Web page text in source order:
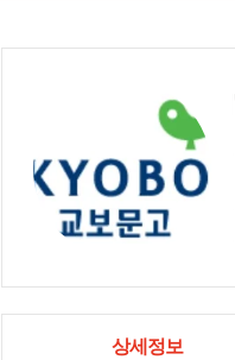
상세정보